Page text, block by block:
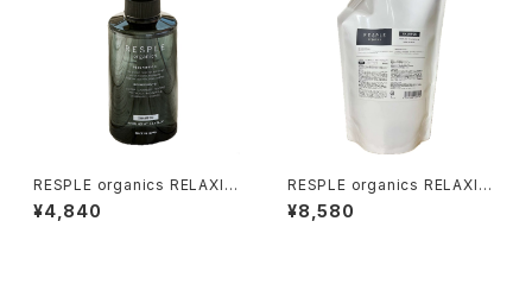
RESPLE organics RELAXIN
G SHAMPOO 400ml
¥4,840
RESPLE organics RELAXIN
G SHAMPOO 800ml 詰替え
¥8,580